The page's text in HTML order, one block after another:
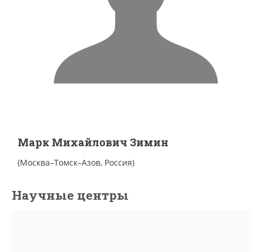
Марк Михайлович Зимин
(Москва–Томск–Азов, Россия)
Научные центры